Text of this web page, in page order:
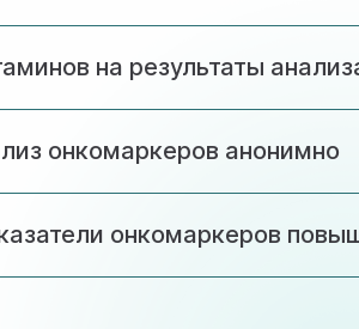
на результаты
онкомаркеров анонимно
онкомаркеров